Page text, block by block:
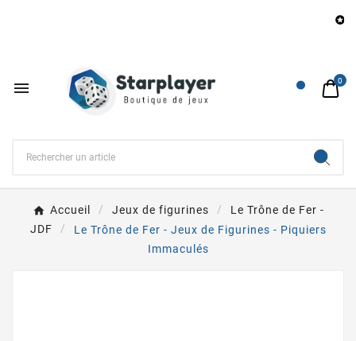

 0
Accueil Jeux de figurines
Le Trône de Fer -
JDF
Le Trône de Fer - Jeux de Figurines - Piquiers
Immaculés